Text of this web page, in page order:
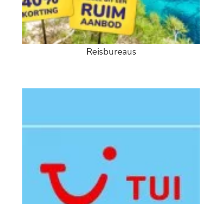
Reisbureaus